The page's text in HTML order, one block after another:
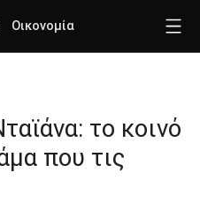
Οικονομία
το κοινό
που τις